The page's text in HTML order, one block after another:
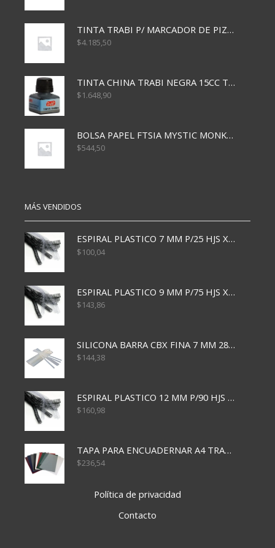
TINTA TRABI P/ MARCADOR DE PIZARRA x30ml ROJO
$4.185,50
TINTA CHINA TRABI NEGRA 15CC TR3460
$1.648,90
BOLSA PAPEL FTSIA MYSTIC MONKEY 14/08/20
$544,50
MÁS VENDIDOS
ESPIRAL PLASTICO 7 MM P/25 HJS X50x3000
$100,04
ESPIRAL PLASTICO 9 MM P/75 HJS X50X2400
$143,86
SILICONA BARRA CBX FINA 7 MM 28 CM
$144,38
ESPIRAL PLASTICO 12 MM P/90 HJS X50X1500
$160,98
TAPA PARA ENCUADERNAR A4 TRANSP x50x500
$236,54
Política de privacidad
Contacto